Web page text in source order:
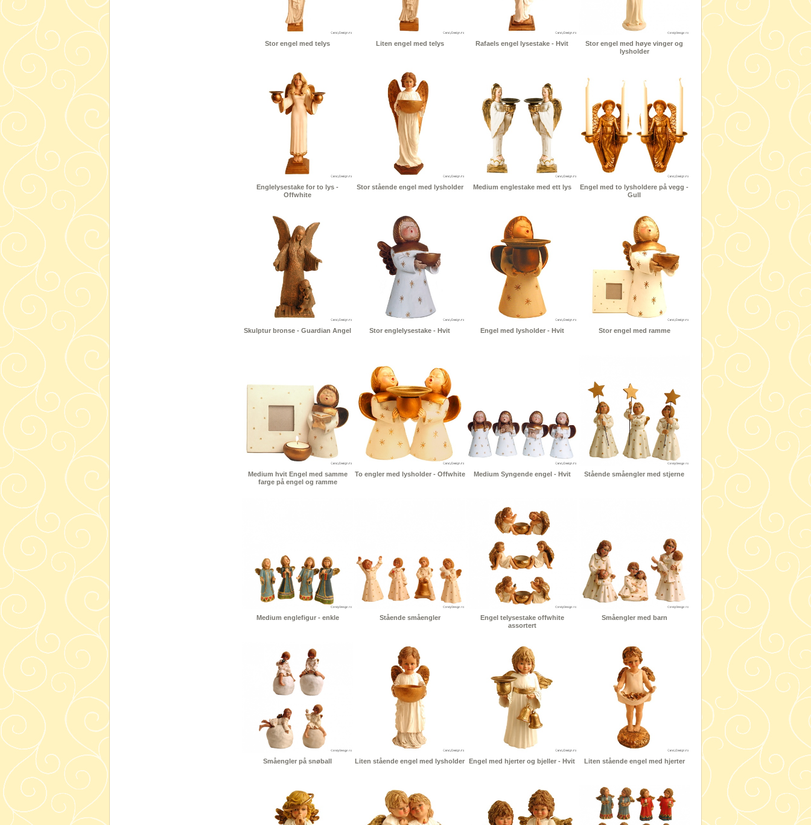
Stor engel med telys Liten engel med telys Rafaels engel lysestake - Hvit
Stor engel med høye vinger og
lysholder
Englelysestake for to lys -
Offwhite
Stor stående engel med lysholder Medium englestake med ett lys
Engel med to lysholdere på vegg -
Gull
Skulptur bronse - Guardian Angel Stor englelysestake - Hvit Engel med lysholder - Hvit Stor engel med ramme
Medium hvit Engel med samme
farge på engel og ramme
To engler med lysholder - Offwhite Medium Syngende engel - Hvit Stående småengler med stjerne
Medium englefigur - enkle Stående småengler
Engel telysestake offwhite
assortert
Småengler med barn
Småengler på snøball Liten stående engel med lysholder Engel med hjerter og bjeller - Hvit Liten stående engel med hjerter